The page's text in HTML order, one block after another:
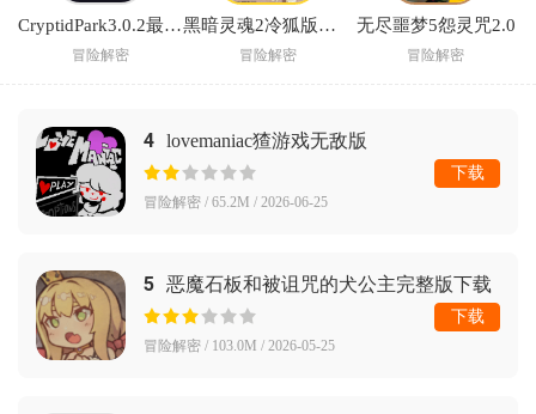
CryptidPark3.0.2最新版本
冒险解密
黑暗灵魂2冷狐版安卓汉化游戏
冒险解密
无尽噩梦5怨灵咒2.0
冒险解密
4 lovemaniac猹游戏无敌版
冒险解密 / 65.2M / 2026-06-25
下载
5 恶魔石板和被诅咒的犬公主完整版下载
冒险解密 / 103.0M / 2026-05-25
下载